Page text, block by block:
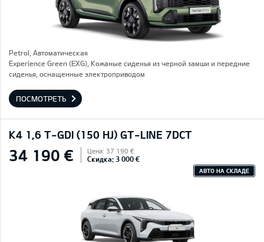
Petrol, Автоматическая
Experience Green (EXG), Кожаные сиденья из черной замши и передние
сиденья, оснащенные электроприводом
ПОСМОТРЕТЬ
K4 1,6 T-GDI (150 HJ) GT-LINE 7DCT
34 190 € Цена: 37 190 €
Скидка: 3 000 €
АВТО НА СКЛАДЕ